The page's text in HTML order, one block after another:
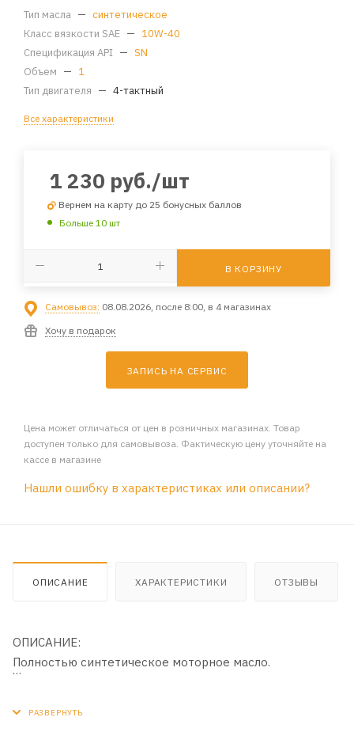
Тип масла — синтетическое
Класс вязкости SAE — 10W-40
Спецификация API — SN
Объем — 1
Тип двигателя — 4-тактный
Все характеристики
1 230 руб./шт
Вернем на карту до 25 бонусных баллов
Больше 10 шт
В КОРЗИНУ
Самовывоз: 08.08.2026, после 8:00, в 4 магазинах
Хочу в подарок
ЗАПИСЬ НА СЕРВИС
Цена может отличаться от цен в розничных магазинах. Товар
доступен только для самовывоза. Фактическую цену уточняйте на
кассе в магазине
Нашли ошибку в характеристиках или описании?
ОПИСАНИЕ ХАРАКТЕРИСТИКИ ОТЗЫВЫ
ОПИСАНИЕ:
Полностью синтетическое моторное масло.